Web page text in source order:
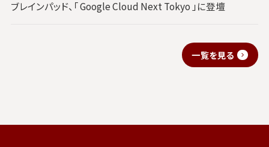
ブレインパッド、「 Google Cloud Next Tokyo 」に登壇
一覧を見る